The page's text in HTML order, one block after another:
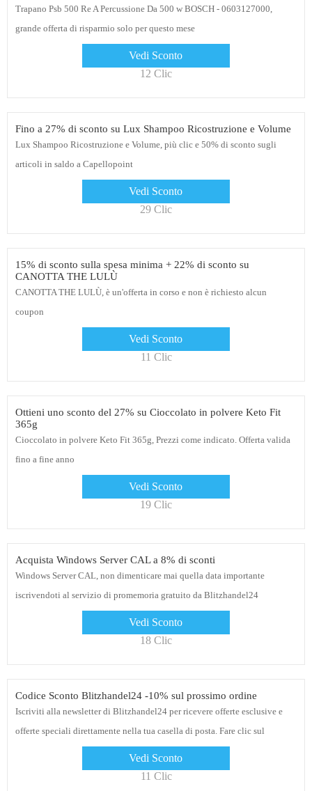
Trapano Psb 500 Re A Percussione Da 500 w BOSCH - 0603127000,
grande offerta di risparmio solo per questo mese
Vedi Sconto
12 Clic
Fino a 27% di sconto su Lux Shampoo Ricostruzione e Volume
Lux Shampoo Ricostruzione e Volume, più clic e 50% di sconto sugli
articoli in saldo a Capellopoint
Vedi Sconto
29 Clic
15% di sconto sulla spesa minima + 22% di sconto su
CANOTTA THE LULÙ
CANOTTA THE LULÙ, è un'offerta in corso e non è richiesto alcun
coupon
Vedi Sconto
11 Clic
Ottieni uno sconto del 27% su Cioccolato in polvere Keto Fit
365g
Cioccolato in polvere Keto Fit 365g, Prezzi come indicato. Offerta valida
fino a fine anno
Vedi Sconto
19 Clic
Acquista Windows Server CAL a 8% di sconti
Windows Server CAL, non dimenticare mai quella data importante
iscrivendoti al servizio di promemoria gratuito da Blitzhandel24
Vedi Sconto
18 Clic
Codice Sconto Blitzhandel24 -10% sul prossimo ordine
Iscriviti alla newsletter di Blitzhandel24 per ricevere offerte esclusive e
offerte speciali direttamente nella tua casella di posta. Fare clic sul
Vedi Sconto
11 Clic